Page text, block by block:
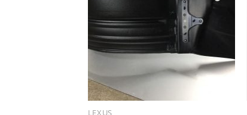
LEXUS